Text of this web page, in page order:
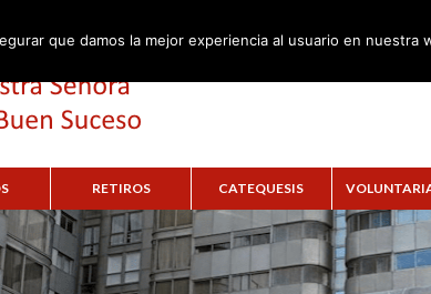
RETIROS CATEQUESIS
que damos la mejor experiencia al usuario en